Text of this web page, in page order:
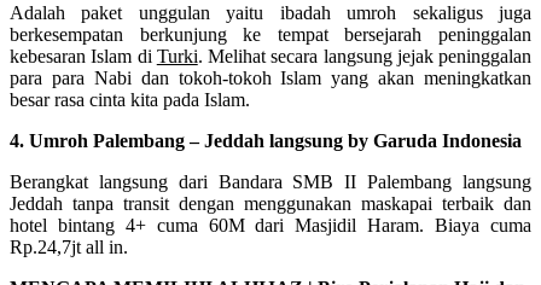
Adalah paket unggulan yaitu ibadah umroh sekaligus juga
berkesempatan berkunjung ke tempat bersejarah peninggalan
kebesaran Islam di Turki. Melihat secara langsung jejak peninggalan
para para Nabi dan tokoh-tokoh Islam yang akan meningkatkan
besar rasa cinta kita pada Islam.
4. Umroh Palembang – Jeddah langsung by Garuda Indonesia
Berangkat langsung dari Bandara SMB II Palembang langsung
Jeddah tanpa transit dengan menggunakan maskapai terbaik dan
hotel bintang 4+ cuma 60M dari Masjidil Haram. Biaya cuma
Rp.24,7jt all in.